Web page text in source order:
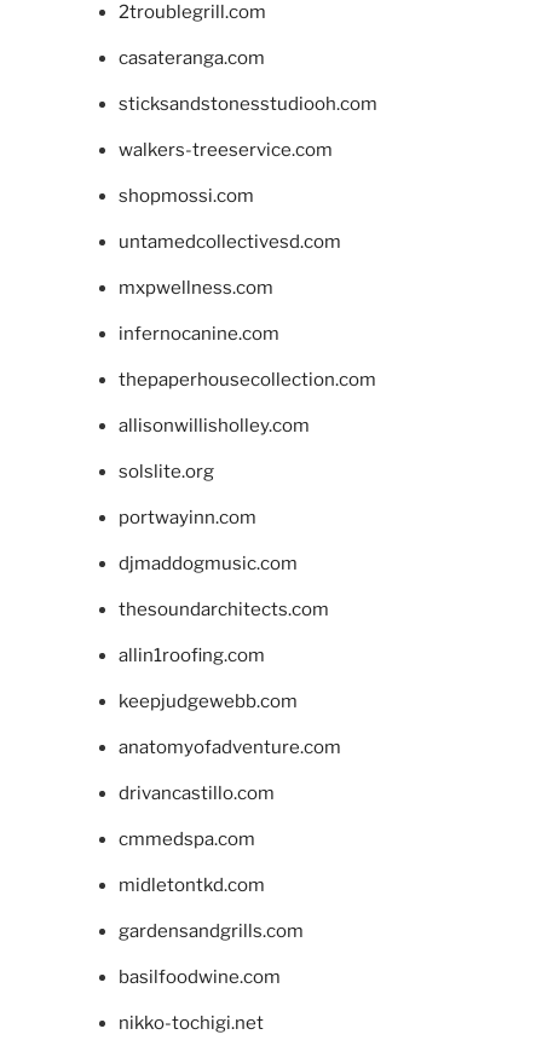
2troublegrill.com
casateranga.com
sticksandstonesstudiooh.com
walkers-treeservice.com
shopmossi.com
untamedcollectivesd.com
mxpwellness.com
infernocanine.com
thepaperhousecollection.com
allisonwillisholley.com
solslite.org
portwayinn.com
djmaddogmusic.com
thesoundarchitects.com
allin1roofing.com
keepjudgewebb.com
anatomyofadventure.com
drivancastillo.com
cmmedspa.com
midletontkd.com
gardensandgrills.com
basilfoodwine.com
nikko-tochigi.net